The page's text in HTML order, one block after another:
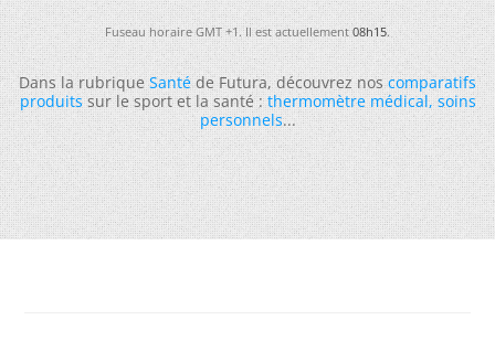
Fuseau horaire GMT +1. Il est actuellement08h15.
Dans la rubriqueSantéde Futura, découvrez noscomparatifs
produitssur le sport et la santé :thermomètre médical,soins
personnels...